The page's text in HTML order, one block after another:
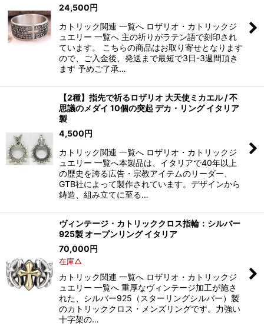
24,500円
カトリック関連 一覧へ ロザリオ・カトリックジ
ュエリー 一覧へ 主の祈りがラテン語で刻印され
ています。 こちらの商品はお取り寄せとなります
ので、ご入金後、発送まで最短で3日-3週間頂き
ます 予めご了承…
【2種】指先で祈るロザリオ 大天使ミカエル / 不
思議のメダイ 10個の突起 デカ・リング イタリア
製
4,500円
カトリック関連 一覧へ ロザリオ・カトリックジ
ュエリー 一覧へ本製品は、イタリアで40年以上
の歴史を誇る広告・宗教アイテムのリーダー、
GTB社によって製作されています。デザインから
鋳造、組み立てに至る…
ヴィンテージ・カトリッククロス指輪：シルバー
925製 オープンリング イタリア
70,000円
在庫△
カトリック関連 一覧へ ロザリオ・カトリックジ
ュエリー 一覧へ 重厚なヴィンテージ加工が施さ
れた、シルバー925（スターリングシルバー）製
のカトリッククロス・メンズリングです。力強い
十字架の…